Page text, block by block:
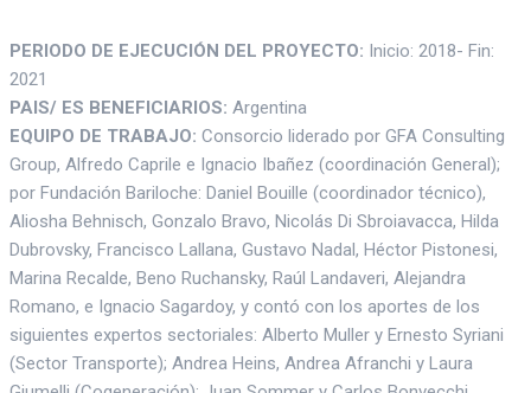
PERIODO DE EJECUCIÓN DEL PROYECTO: Inicio: 2018- Fin:
2021
PAIS/ ES BENEFICIARIOS: Argentina
EQUIPO DE TRABAJO: Consorcio liderado por GFA Consulting
Group, Alfredo Caprile e Ignacio Ibañez (coordinación General);
por Fundación Bariloche: Daniel Bouille (coordinador técnico),
Aliosha Behnisch, Gonzalo Bravo, Nicolás Di Sbroiavacca, Hilda
Dubrovsky, Francisco Lallana, Gustavo Nadal, Héctor Pistonesi,
Marina Recalde, Beno Ruchansky, Raúl Landaveri, Alejandra
Romano, e Ignacio Sagardoy, y contó con los aportes de los
siguientes expertos sectoriales: Alberto Muller y Ernesto Syriani
(Sector Transporte); Andrea Heins, Andrea Afranchi y Laura